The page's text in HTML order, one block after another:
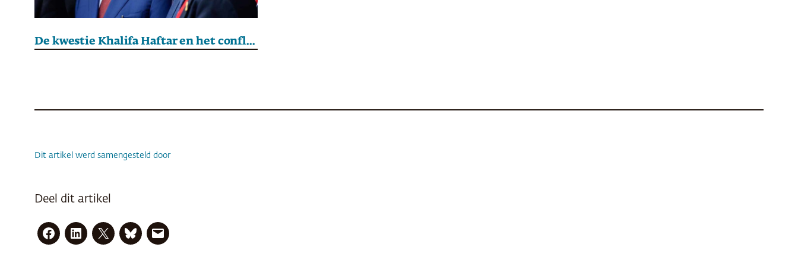
De kwestie Khalifa Haftar en het conflict in Libië
Dit artikel werd samengesteld door
Deel dit artikel